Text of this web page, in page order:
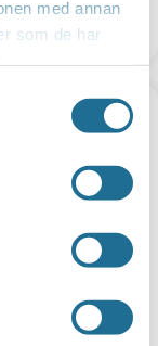
med annan
som de har